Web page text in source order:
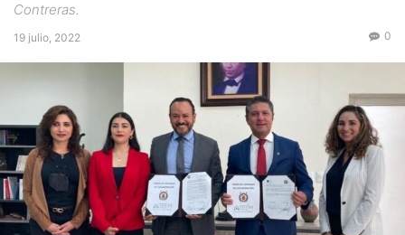
Contreras.
19 julio, 2022 0